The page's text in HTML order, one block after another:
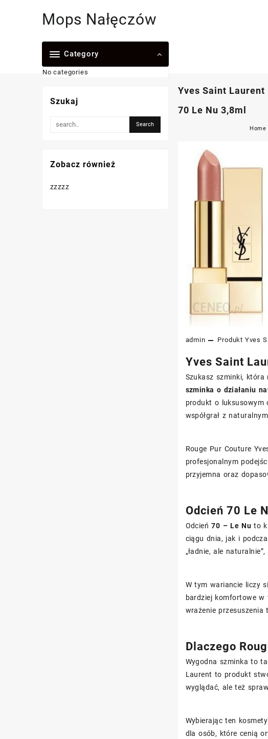
Mops Nałęczów
Category
No categories
Yves Saint Laurent
70 Le Nu 3,8ml
Home
admin Produkt Yves
Yves Saint
Szukasz szminki,
szminka o działaniu
produkt o luksusowym
współgrał z
Rouge Pur Couture
profesjonalnym
przyjemna oraz
Odcień 70 Le
Odcień70 – Le Nu to
ciągu dnia, jak i
„ładnie, ale
W tym wariancie liczy
bardziej komfortowe
wrażenie
Dlaczego
Wygodna szminka to
Laurent to produkt
wyglądać, ale też
Wybierając ten
dla osób, które cenią
Szukaj
Zobacz również
zzzzz